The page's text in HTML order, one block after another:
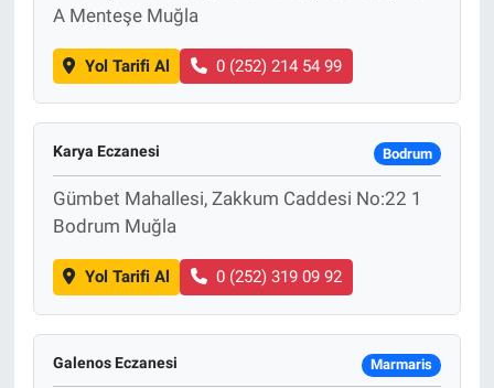
A Menteşe Muğla
Yol Tarifi Al 0 (252) 214 54 99
Karya Eczanesi Bodrum
Gümbet Mahallesi, Zakkum Caddesi No:22 1
Bodrum Muğla
Yol Tarifi Al 0 (252) 319 09 92
Galenos Eczanesi Marmaris